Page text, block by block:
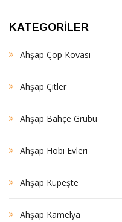
KATEGORILER
Ahşap Çöp Kovası
Ahşap Çitler
Ahşap Bahçe Grubu
Ahşap Hobi Evleri
Ahşap Küpeşte
Ahşap Kamelya